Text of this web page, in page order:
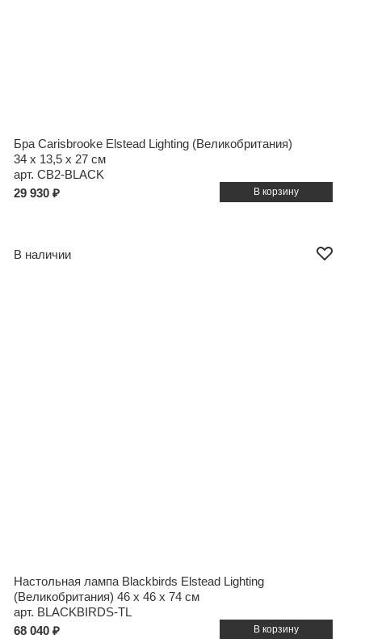
Бра Carisbrooke Elstead Lighting (Великобритания)
34 x 13,5 x 27 см
арт. CB2-BLACK
29 930 ₽
В наличии
Настольная лампа Blackbirds Elstead Lighting
(Великобритания)46 x 46 x 74 см
арт. BLACKBIRDS-TL
68 040 ₽